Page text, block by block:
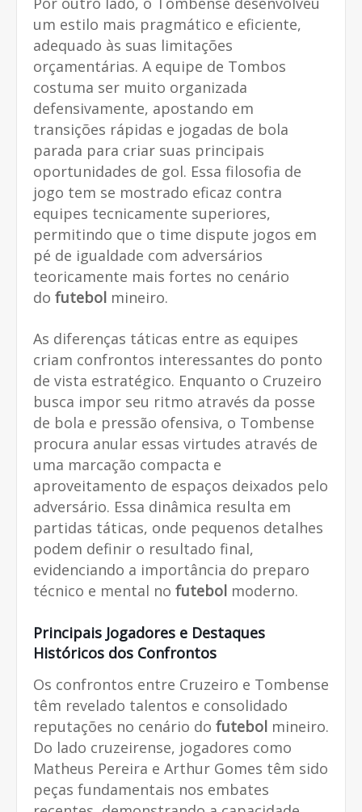
um estilo mais pragmático e eficiente,
adequado às suas limitações
orçamentárias. A equipe de Tombos
costuma ser muito organizada
defensivamente, apostando em
transições rápidas e jogadas de bola
parada para criar suas principais
oportunidades de gol. Essa filosofia de
jogo tem se mostrado eficaz contra
equipes tecnicamente superiores,
permitindo que o time dispute jogos em
pé de igualdade com adversários
teoricamente mais fortes no cenário
do futebol mineiro.
As diferenças táticas entre as equipes
criam confrontos interessantes do ponto
de vista estratégico. Enquanto o Cruzeiro
busca impor seu ritmo através da posse
de bola e pressão ofensiva, o Tombense
procura anular essas virtudes através de
uma marcação compacta e
aproveitamento de espaços deixados pelo
adversário. Essa dinâmica resulta em
partidas táticas, onde pequenos detalhes
podem definir o resultado final,
evidenciando a importância do preparo
técnico e mental no futebol moderno.
Principais Jogadores e Destaques
Históricos dos Confrontos
Os confrontos entre Cruzeiro e Tombense
têm revelado talentos e consolidado
reputações no cenário do futebol mineiro.
Do lado cruzeirense, jogadores como
Matheus Pereira e Arthur Gomes têm sido
peças fundamentais nos embates